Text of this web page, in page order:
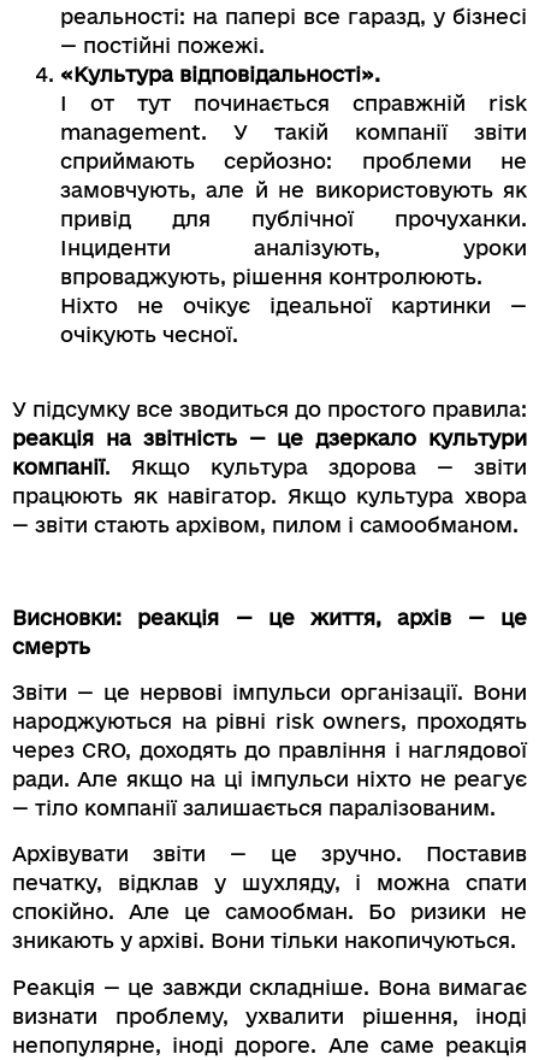
реальності: на папері все гаразд, у бізнесі
— постійні пожежі.
«Культура відповідальності».
І от тут починається справжній risk
management. У такій компанії звіти
сприймають серйозно: проблеми не
замовчують, але й не використовують як
привід для публічної прочуханки.
Інциденти аналізують, уроки
впроваджують, рішення контролюють.
Ніхто не очікує ідеальної картинки —
очікують чесної.
У підсумку все зводиться до простого правила:
реакція на звітність — це дзеркало культури
компанії. Якщо культура здорова — звіти
працюють як навігатор. Якщо культура хвора
— звіти стають архівом, пилом і самообманом.
Висновки: реакція — це життя, архів — це
смерть
Звіти — це нервові імпульси організації. Вони
народжуються на рівні risk owners, проходять
через CRO, доходять до правління і наглядової
ради. Але якщо на ці імпульси ніхто не реагує
— тіло компанії залишається паралізованим.
Архівувати звіти — це зручно. Поставив
печатку, відклав у шухляду, і можна спати
спокійно. Але це самообман. Бо ризики не
зникають у архіві. Вони тільки накопичуються.
Реакція — це завжди складніше. Вона вимагає
визнати проблему, ухвалити рішення, іноді
непопулярне, іноді дороге. Але саме реакція